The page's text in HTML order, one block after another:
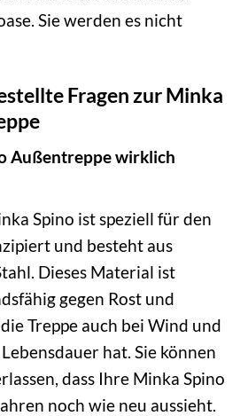
Sie werden es nicht
Fragen zur Minka
Außentreppe wirklich
Spino ist speziell für den
und besteht aus
Dieses Material ist
gegen Rost und
Treppe auch bei Wind und
hat. Sie können
dass Ihre Minka Spino
noch wie neu aussieht.